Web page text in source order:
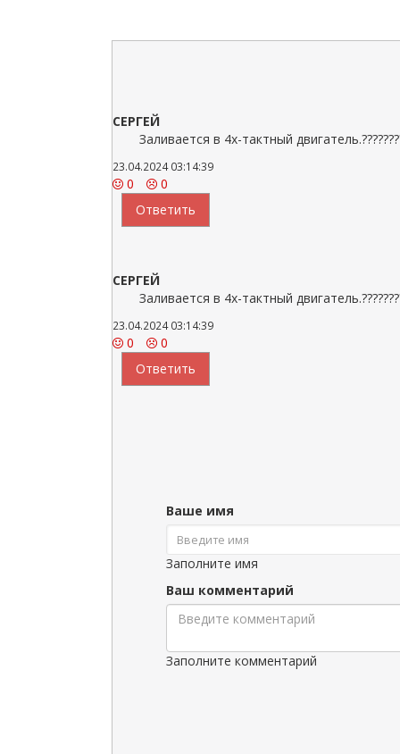
СЕРГЕЙ
Заливается в 4х-тактный
23.04.2024 03:14:39
0
0
Ответить
СЕРГЕЙ
Заливается в 4х-тактный
23.04.2024 03:14:39
0
0
Ответить
Ваше имя
Заполните имя
Ваш комментарий
Заполните комментарий